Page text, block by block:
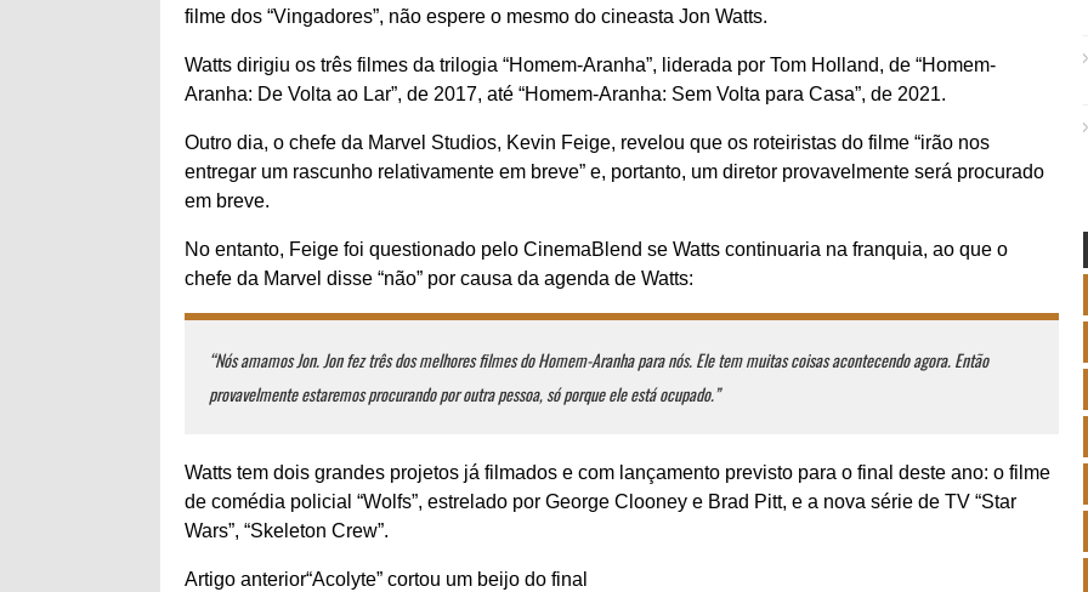
filme dos “Vingadores”, não espere o mesmo do cineasta Jon Watts.
Watts dirigiu os três filmes da trilogia “Homem-Aranha”, liderada por Tom Holland, de “Homem-
Aranha: De Volta ao Lar”, de 2017, até “Homem-Aranha: Sem Volta para Casa”, de 2021.
Outro dia, o chefe da Marvel Studios, Kevin Feige, revelou que os roteiristas do filme “irão nos
entregar um rascunho relativamente em breve” e, portanto, um diretor provavelmente será procurado
em breve.
No entanto, Feige foi questionado pelo CinemaBlend se Watts continuaria na franquia, ao que o
chefe da Marvel disse “não” por causa da agenda de Watts:
“Nós amamos Jon. Jon fez três dos melhores filmes do Homem-Aranha para nós. Ele tem muitas coisas acontecendo agora. Então
provavelmente estaremos procurando por outra pessoa, só porque ele está ocupado.”
Watts tem dois grandes projetos já filmados e com lançamento previsto para o final deste ano: o filme
de comédia policial “Wolfs”, estrelado por George Clooney e Brad Pitt, e a nova série de TV “Star
Wars”, “Skeleton Crew”.
Artigo anterior“Acolyte” cortou um beijo do final